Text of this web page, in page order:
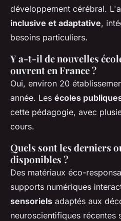
développement cérébral.
inclusive et adaptative,
besoins particuliers.
Y a-t-il de nouvelles
ouvrent en France ?
Oui, environ 20
année. Les écoles
cette pédagogie, avec
cours.
Quels sont les derniers
disponibles ?
Des matériaux éco-
supports numériques
sensoriels adaptés aux
neuroscientifiques récentes